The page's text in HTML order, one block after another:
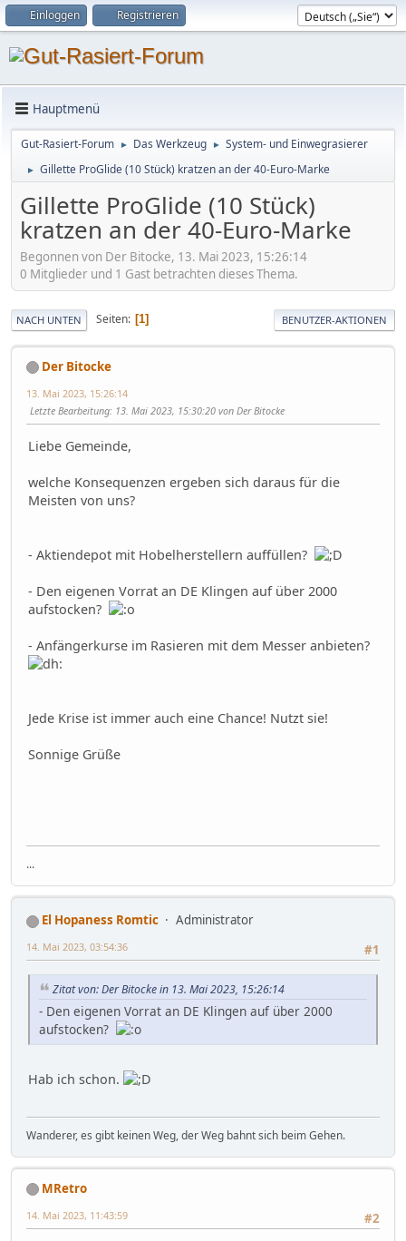
Einloggen Registrieren
Hauptmenü
Gut-Rasiert-Forum ► Das Werkzeug ► System- und Einwegrasierer
► Gillette ProGlide (10 Stück) kratzen an der 40-Euro-Marke
Gillette ProGlide (10 Stück)
kratzen an der 40-Euro-Marke
Begonnen von Der Bitocke, 13. Mai 2023, 15:26:14
0 Mitglieder und 1 Gast betrachten dieses Thema.
NACH UNTEN Seiten 1 BENUTZER-AKTIONEN
Der Bitocke
13. Mai 2023, 15:26:14
Letzte Bearbeitung: 13. Mai 2023, 15:30:20 von Der Bitocke
Liebe Gemeinde,
welche Konsequenzen ergeben sich daraus für die
Meisten von uns?
- Aktiendepot mit Hobelherstellern auffüllen?
- Den eigenen Vorrat an DE Klingen auf über 2000
aufstocken?
- Anfängerkurse im Rasieren mit dem Messer anbieten?
Jede Krise ist immer auch eine Chance! Nutzt sie!
Sonnige Grüße
...
El Hopaness Romtic
Administrator
#1
14. Mai 2023, 03:54:36
Zitat von: Der Bitocke in 13. Mai 2023, 15:26:14
- Den eigenen Vorrat an DE Klingen auf über 2000
aufstocken?
Hab ich schon.
Wanderer, es gibt keinen Weg, der Weg bahnt sich beim Gehen.
MRetro
#2
14. Mai 2023, 11:43:59